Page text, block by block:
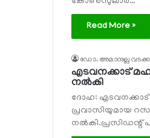
Read More »
ഡോ. അമാനുല്ല
എടവനക്കാട്
നല്‍കി
ദോഹ:
പ്രവാസിയുമായ
നല്‍കി.പ്രസിഡന്റ്